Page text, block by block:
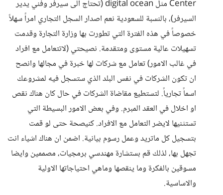
Center مثل digital ocean (تحتاج الى سيرفر وفني يدير
السيرفر)، بالنسبة للسعودية نعم اصدار السجل التجاري امراً سهلاً
خصوصاً في هذه الفترة التي تطورت بها وزارة التجارة وقدمت
تسهيلات عالية مستوى ومتقدمة. نصيحتي (لاتتعامل مع افراد
في غالب الامور) تعامل مع شركات لها خبرة في مجالها وانصح
ان تكون الشركات في نفس البلد الذي ستسجل فيه لمشروعك
اسماً تجارياً. لتستطيع مقاضاة الشركات في حال كان هناك نقص
او اخلال في العقد المبرم. وفي بعض الامور البسيطة التي
تستثنيها لايضر التعامل مع الافراد. كنيصحة حتى لو قمت
بتسجيل كل ماتريد وعمل رسوم بيانية. اضمن ان هناك اشياء انت
تجهل بها، لذلك قم بستشارة مهندسي برمجيات، مصممين وايضا
مسوقين بالفكرة وما ينقصها وماهي احتياجاتها الاولية
والاساسية.